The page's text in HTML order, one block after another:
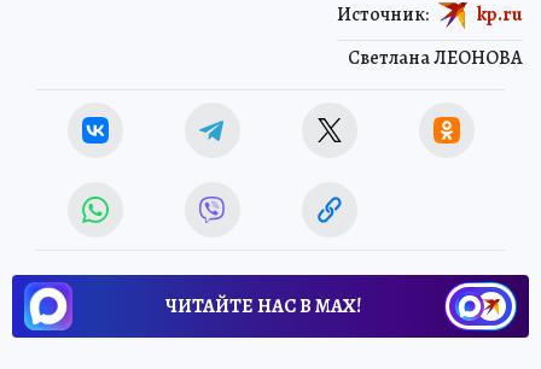
Светлана ЛЕОНОВА
Источник: kp.ru
ЧИТАЙТЕ НАС В МАХ!